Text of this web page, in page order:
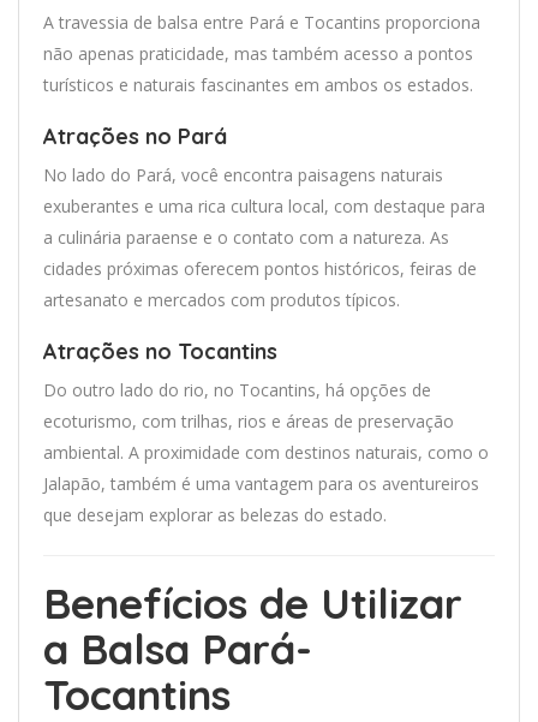
A travessia de balsa entre Pará e Tocantins proporciona
não apenas praticidade, mas também acesso a pontos
turísticos e naturais fascinantes em ambos os estados.
Atrações no Pará
No lado do Pará, você encontra paisagens naturais
exuberantes e uma rica cultura local, com destaque para
a culinária paraense e o contato com a natureza. As
cidades próximas oferecem pontos históricos, feiras de
artesanato e mercados com produtos típicos.
Atrações no Tocantins
Do outro lado do rio, no Tocantins, há opções de
ecoturismo, com trilhas, rios e áreas de preservação
ambiental. A proximidade com destinos naturais, como o
Jalapão, também é uma vantagem para os aventureiros
que desejam explorar as belezas do estado.
Benefícios de Utilizar
a Balsa Pará-
Tocantins